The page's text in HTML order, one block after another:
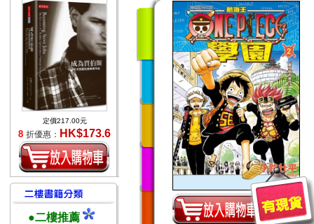
定價217.00元
8 折優惠： HK$173.6
●二樓推薦